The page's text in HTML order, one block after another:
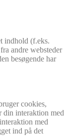
indhold (f.eks.
andre websteder
besøgende har
cookies,
din interaktion med
med
ind på det